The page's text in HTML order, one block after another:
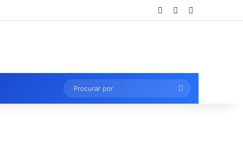
Entrar Artigo aleatório
Procurar
por